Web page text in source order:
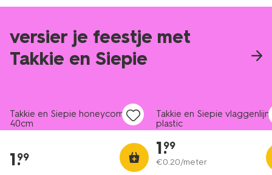
versier je feestje met
Takkie en Siepie
Takkie en Siepie honeycomb
40cm
1.
99
Takkie en Siepie vlaggenlijn
plastic
1.
99
€0.20/meter